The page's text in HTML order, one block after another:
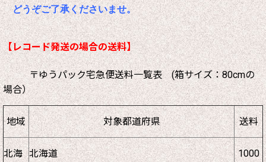
どうぞご了承くださいませ。
【レコード発送の場合の送料】
〒ゆうパック宅急便送料一覧表 (箱サイズ：80cmの
場合）
地域 対象都道府県 送料
北海 北海道
1000